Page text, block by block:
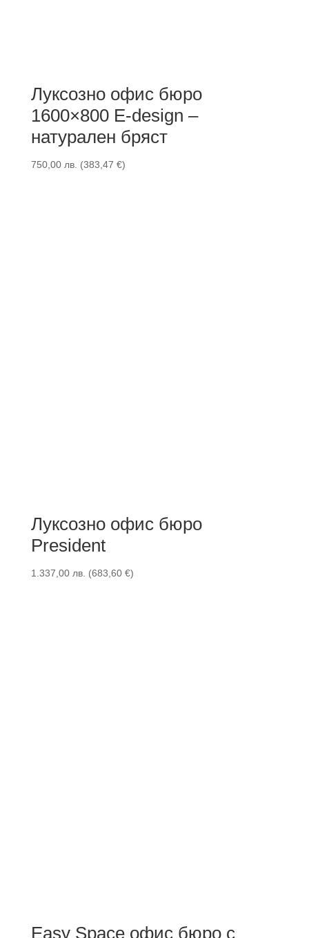
Луксозно офис бюро
1600×800 E-design –
натурален бряст
750,00 лв. (383,47 €)
Луксозно офис бюро
President
1.337,00 лв. (683,60 €)
Easy Space офис бюро с